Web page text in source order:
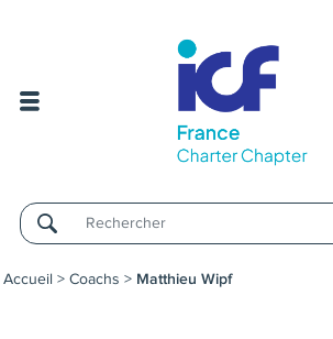
Username
Accueil > Coachs > Matthieu Wipf